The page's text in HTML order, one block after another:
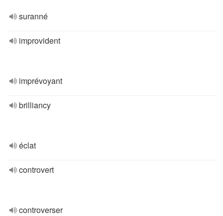
suranné
improvident
imprévoyant
brilliancy
éclat
controvert
controverser